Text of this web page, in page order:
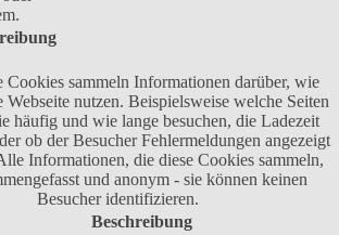
Cookies sammeln Informationen darüber, wie
Webseite nutzen. Beispielsweise welche Seiten
häufig und wie lange besuchen, die Ladezeit
ob der Besucher Fehlermeldungen angezeigt
Informationen, die diese Cookies sammeln,
und anonym - sie können keinen
Besucher identifizieren.
Beschreibung